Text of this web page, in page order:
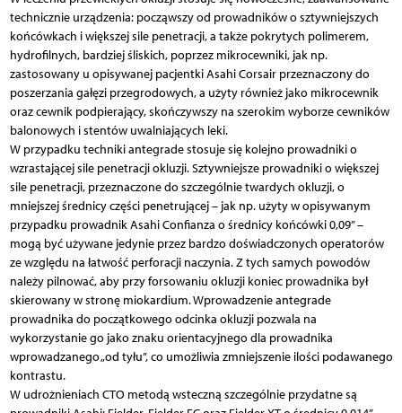
technicznie urządzenia: począwszy od prowadników o sztywniejszych
końcówkach i większej sile penetracji, a także pokrytych polimerem,
hydrofilnych, bardziej śliskich, poprzez mikrocewniki, jak np.
zastosowany u opisywanej pacjentki Asahi Corsair przeznaczony do
poszerzania gałęzi przegrodowych, a użyty również jako mikrocewnik
oraz cewnik podpierający, skończywszy na szerokim wyborze cewników
balonowych i stentów uwalniających leki.
W przypadku techniki antegrade stosuje się kolejno prowadniki o
wzrastającej sile penetracji okluzji. Sztywniejsze prowadniki o większej
sile penetracji, przeznaczone do szczególnie twardych okluzji, o
mniejszej średnicy części penetrującej – jak np. użyty w opisywanym
przypadku prowadnik Asahi Confianza o średnicy końcówki 0,09” –
mogą być używane jedynie przez bardzo doświadczonych operatorów
ze względu na łatwość perforacji naczynia. Z tych samych powodów
należy pilnować, aby przy forsowaniu okluzji koniec prowadnika był
skierowany w stronę miokardium. Wprowadzenie antegrade
prowadnika do początkowego odcinka okluzji pozwala na
wykorzystanie go jako znaku orientacyjnego dla prowadnika
wprowadzanego „od tyłu”, co umożliwia zmniejszenie ilości podawanego
kontrastu.
W udrożnieniach CTO metodą wsteczną szczególnie przydatne są